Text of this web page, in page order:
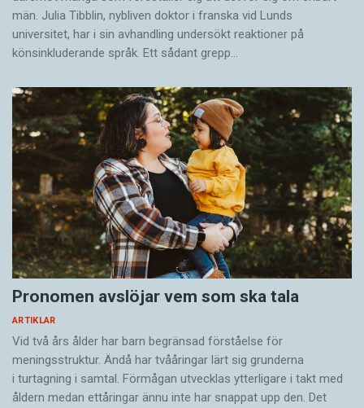
män. Julia Tibblin, nybliven doktor i franska vid Lunds
universitet, har i sin avhandling undersökt reaktioner på
könsinkluderande språk. Ett sådant grepp…
Pronomen avslöjar vem som ska tala
ARTIKLAR
Vid två års ålder har barn begränsad förståelse för
meningsstruktur. Ändå har tvååringar lärt sig grunderna
i turtagning i samtal. Förmågan utvecklas ytterligare i takt med
åldern medan ettåringar ännu inte har snappat upp den. Det